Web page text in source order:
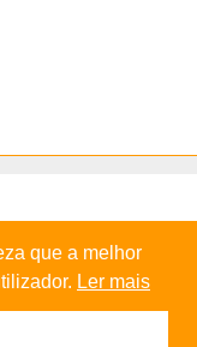
que a melhor
Ler mais